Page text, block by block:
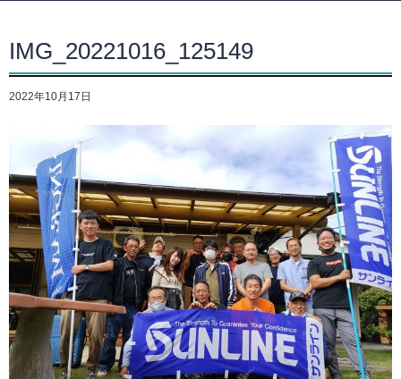
IMG_20221016_125149
2022年10月17日